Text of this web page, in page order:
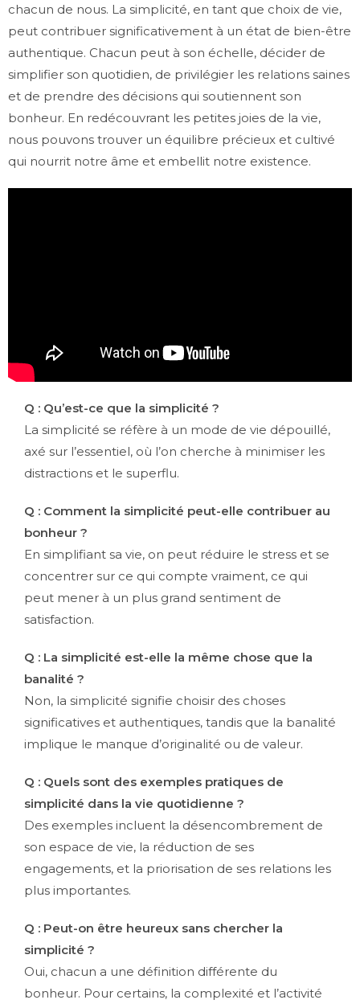
chacun de nous. La simplicité, en tant que choix de vie,
peut contribuer significativement à un état de bien-être
authentique. Chacun peut à son échelle, décider de
simplifier son quotidien, de privilégier les relations saines
et de prendre des décisions qui soutiennent son
bonheur. En redécouvrant les petites joies de la vie,
nous pouvons trouver un équilibre précieux et cultivé
qui nourrit notre âme et embellit notre existence.
Q : Qu’est-ce que la simplicité ?
La simplicité se réfère à un mode de vie dépouillé,
axé sur l’essentiel, où l’on cherche à minimiser les
distractions et le superflu.
Q : Comment la simplicité peut-elle contribuer au
bonheur ?
En simplifiant sa vie, on peut réduire le stress et se
concentrer sur ce qui compte vraiment, ce qui
peut mener à un plus grand sentiment de
satisfaction.
Q : La simplicité est-elle la même chose que la
banalité ?
Non, la simplicité signifie choisir des choses
significatives et authentiques, tandis que la banalité
implique le manque d’originalité ou de valeur.
Q : Quels sont des exemples pratiques de
simplicité dans la vie quotidienne ?
Des exemples incluent la désencombrement de
son espace de vie, la réduction de ses
engagements, et la priorisation de ses relations les
plus importantes.
Q : Peut-on être heureux sans chercher la
simplicité ?
Oui, chacun a une définition différente du
bonheur. Pour certains, la complexité et l’activité